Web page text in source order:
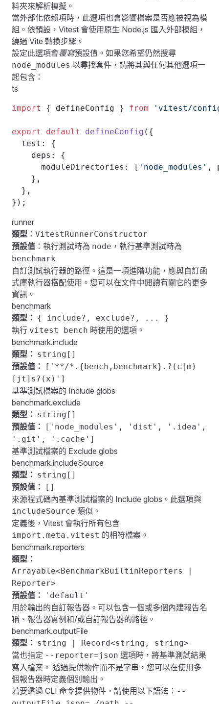
料夾來解析模擬。
當外部化依賴項時，此選項也會影響檔案是否應被視為模
組。依預設，Vitest 會使用原生 Node.js 匯入外部模組，
繞過 Vite 轉換步驟。
設定此選項會覆寫預設值。如果您希望仍然搜尋
node_modules 以尋找套件，請將其與任何其他選項一
起包含：
ts
import { defineConfig } from 'vitest/
export default defineConfig ({
  test: {
    deps: {
      moduleDirectories: [
'node_modules' ,
    },
  },
});
runner
類型 ： VitestRunnerConstructor
預設值 ：執行測試時為 node ，執行基準測試時為
benchmark
自訂測試執行器的路徑。這是一項進階功能，應與自訂函
式庫執行器搭配使用。您可以在文件中閱讀有關它的更多
資訊。
benchmark
類型： { include?, exclude?, ... }
執行 vitest bench 時使用的選項。
benchmark.include
類型： string[]
預設值：
['**/*.{bench,benchmark}.?(c|m)
[jt]s?(x)']
基準測試檔案的 Include globs
benchmark.exclude
類型： string[]
預設值：
['node_modules', 'dist', '.idea',
'.git', '.cache']
基準測試檔案的 Exclude globs
benchmark.includeSource
類型： string[]
預設值： []
來源程式碼內基準測試檔案的 Include globs。此選項與
includeSource 類似。
定義後，Vitest 會執行所有包含
import.meta.vitest 的相符檔案。
benchmark.reporters
類型：
Arrayable<BenchmarkBuiltinReporters |
Reporter>
預設值： 'default'
用於輸出的自訂報告器。可以包含一個或多個內建報告名
稱、報告器實例和/或自訂報告器的路徑。
benchmark.outputFile
類型： string | Record<string, string>
當也指定 --reporter=json 選項時，將基準測試結果
寫入檔案。 透過提供物件而不是字串，您可以在使用多
個報告器時定義個別輸出。
若要透過 CLI 命令提供物件，請使用以下語法： --